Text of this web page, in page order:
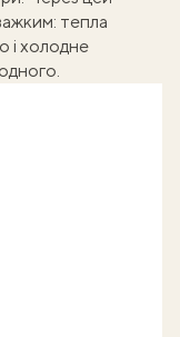
тепла
і холодне